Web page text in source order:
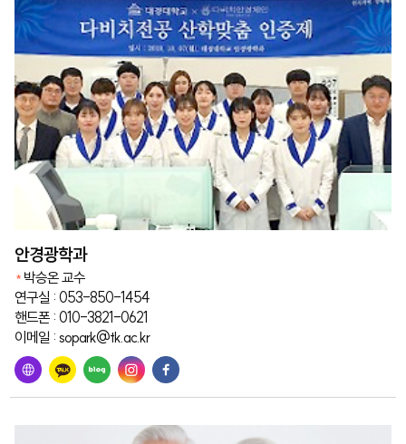
안경광학과
박승온 교수
연구실 : 053-850-1454
핸드폰 : 010-3821-0621
이메일 : sopark@tk.ac.kr